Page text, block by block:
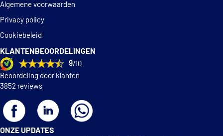
Algemene voorwaarden
Privacy policy
Cookiebeleid
KLANTENBEOORDELINGEN
9/10
Beoordeling door klanten
3852 reviews
ONZE UPDATES